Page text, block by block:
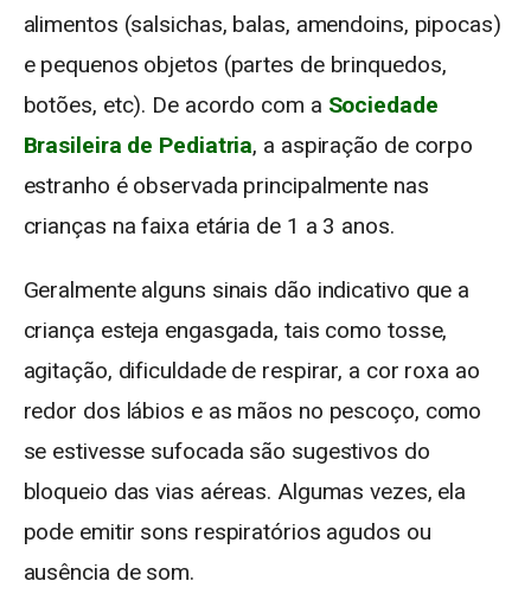
alimentos (salsichas, balas, amendoins, pipocas)
e pequenos objetos (partes de brinquedos,
botões, etc). De acordo com a Sociedade
Brasileira de Pediatria, a aspiração de corpo
estranho é observada principalmente nas
crianças na faixa etária de 1 a 3 anos.
Geralmente alguns sinais dão indicativo que a
criança esteja engasgada, tais como tosse,
agitação, dificuldade de respirar, a cor roxa ao
redor dos lábios e as mãos no pescoço, como
se estivesse sufocada são sugestivos do
bloqueio das vias aéreas. Algumas vezes, ela
pode emitir sons respiratórios agudos ou
ausência de som.